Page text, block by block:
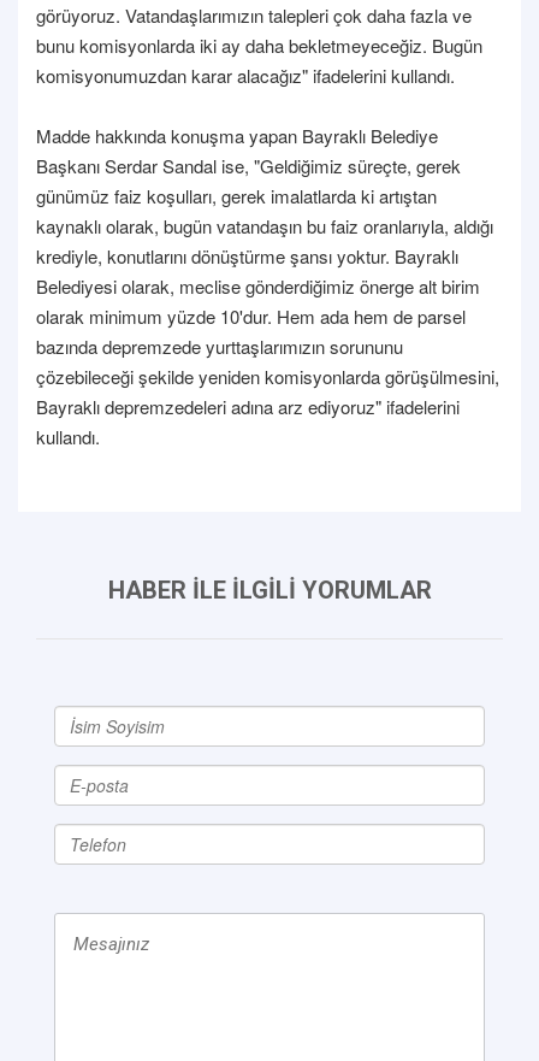
görüyoruz. Vatandaşlarımızın talepleri çok daha fazla ve
bunu komisyonlarda iki ay daha bekletmeyeceğiz. Bugün
komisyonumuzdan karar alacağız" ifadelerini kullandı.
Madde hakkında konuşma yapan Bayraklı Belediye
Başkanı Serdar Sandal ise, "Geldiğimiz süreçte, gerek
günümüz faiz koşulları, gerek imalatlarda ki artıştan
kaynaklı olarak, bugün vatandaşın bu faiz oranlarıyla, aldığı
krediyle, konutlarını dönüştürme şansı yoktur. Bayraklı
Belediyesi olarak, meclise gönderdiğimiz önerge alt birim
olarak minimum yüzde 10'dur. Hem ada hem de parsel
bazında depremzede yurttaşlarımızın sorununu
çözebileceği şekilde yeniden komisyonlarda görüşülmesini,
Bayraklı depremzedeleri adına arz ediyoruz" ifadelerini
kullandı.
HABER İLE İLGİLİ YORUMLAR